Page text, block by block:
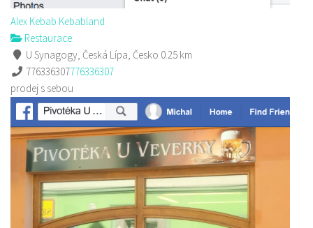
Alex Kebab Kebabland
Restaurace
U Synagogy, Česká Lípa, Česko 0.25 km
776336307776336307
prodej s sebou